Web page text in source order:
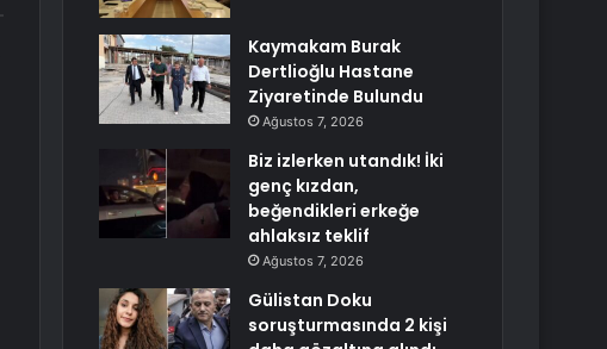
Kaymakam Burak
Dertlioğlu Hastane
Ziyaretinde Bulundu
Ağustos 7, 2026
Biz izlerken utandık! İki
genç kızdan,
beğendikleri erkeğe
ahlaksız teklif
Ağustos 7, 2026
Gülistan Doku
soruşturmasında 2 kişi